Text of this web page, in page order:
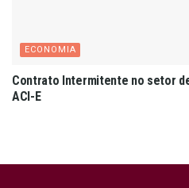
ECONOMIA
Contrato Intermitente no setor
ACI-E